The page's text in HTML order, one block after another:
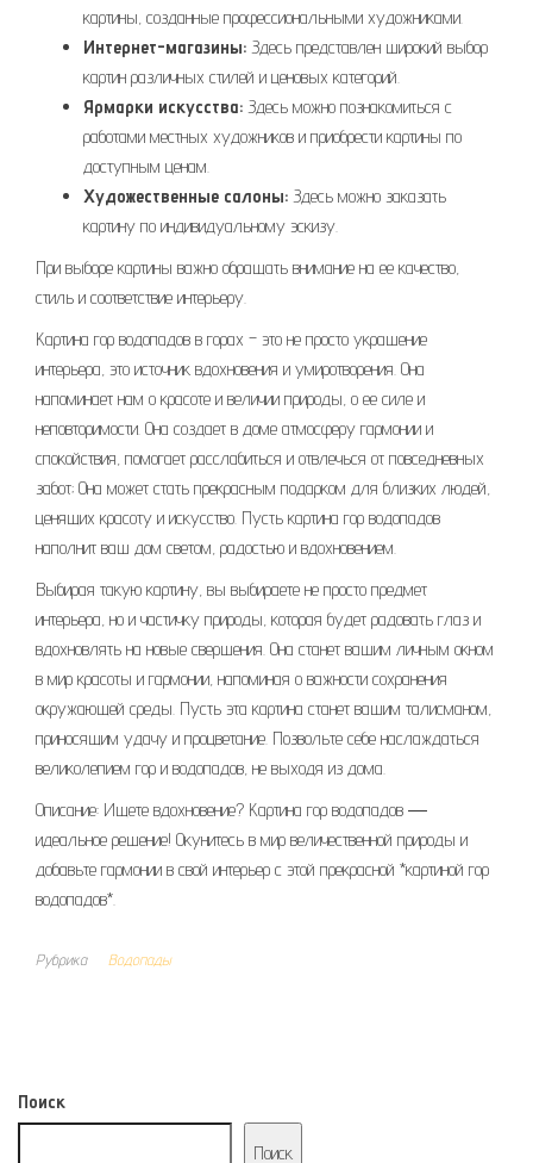
картины, созданные профессиональными художниками.
Интернет-магазины: Здесь представлен широкий выбор
картин различных стилей и ценовых категорий.
Ярмарки искусства: Здесь можно познакомиться с
работами местных художников и приобрести картины по
доступным ценам.
Художественные салоны: Здесь можно заказать
картину по индивидуальному эскизу.
При выборе картины важно обращать внимание на ее качество,
стиль и соответствие интерьеру.
Картина гор водопадов в горах – это не просто украшение
интерьера, это источник вдохновения и умиротворения. Она
напоминает нам о красоте и величии природы, о ее силе и
неповторимости. Она создает в доме атмосферу гармонии и
спокойствия, помогает расслабиться и отвлечься от повседневных
забот; Она может стать прекрасным подарком для близких людей,
ценящих красоту и искусство. Пусть картина гор водопадов
наполнит ваш дом светом, радостью и вдохновением.
Выбирая такую картину, вы выбираете не просто предмет
интерьера, но и частичку природы, которая будет радовать глаз и
вдохновлять на новые свершения. Она станет вашим личным окном
в мир красоты и гармонии, напоминая о важности сохранения
окружающей среды. Пусть эта картина станет вашим талисманом,
приносящим удачу и процветание. Позвольте себе наслаждаться
великолепием гор и водопадов, не выходя из дома.
Описание: Ищете вдохновение? Картина гор водопадов ―
идеальное решение! Окунитесь в мир величественной природы и
добавьте гармонии в свой интерьер с этой прекрасной *картиной гор
водопадов*.
Рубрика Водопады
Поиск
Поиск